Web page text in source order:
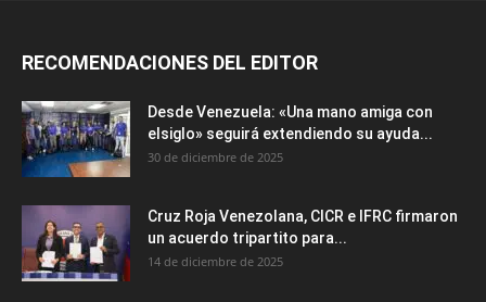
RECOMENDACIONES DEL EDITOR
Desde Venezuela: «Una mano amiga con
elsiglo» seguirá extendiendo su ayuda...
30 de diciembre de 2025
Cruz Roja Venezolana, CICR e IFRC firmaron
un acuerdo tripartito para...
14 de diciembre de 2025